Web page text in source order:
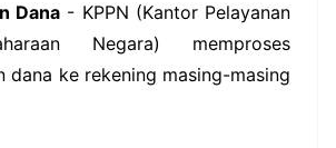
Dana - KPPN (Kantor Pelayanan
Negara) memproses
dana ke rekening masing-masing